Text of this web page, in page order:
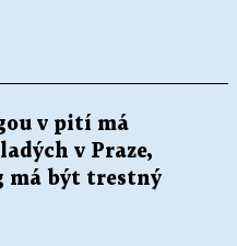
v pití má
v Praze,
má být trestný